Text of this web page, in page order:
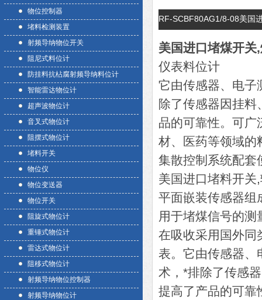
物位控制器
堵料检测装置
射频导纳物位开关
阻尼式料位计
防挂料抗枮腐射频导纳料位计
智能雷达物位计
超声波物位计
音叉式物位计
阻摆式物位计
堵料开关
物位仪
物位变送器
物位开关
阻旋式物位计
重锤式物位计
雷达式物位计
阻移式物位计
射频导纳物位控制器
射频导纳物位计
RF-SCBF80AG1/8-08美国
美国进口堵煤开关
仪表料位计
它由传感器、电子
除了传感器因挂
品的可靠性。可广
材、医药等领域的
集散控制系统配套
美国进口堵料开关
平面嵌装传感器组
用于堵煤信号的
在吸收采用国外同
表。它由传感器、
术，*排除了传感
提高了产品的可靠